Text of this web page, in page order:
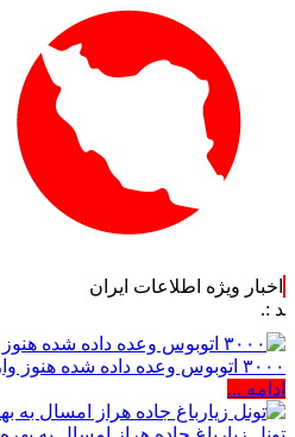
اخبار ویژه اطلاعات ایران
۳۰۰۰ اتوبوس وعده داده شده هنوز وارد طرح اربعین نشده است
ادامه ...